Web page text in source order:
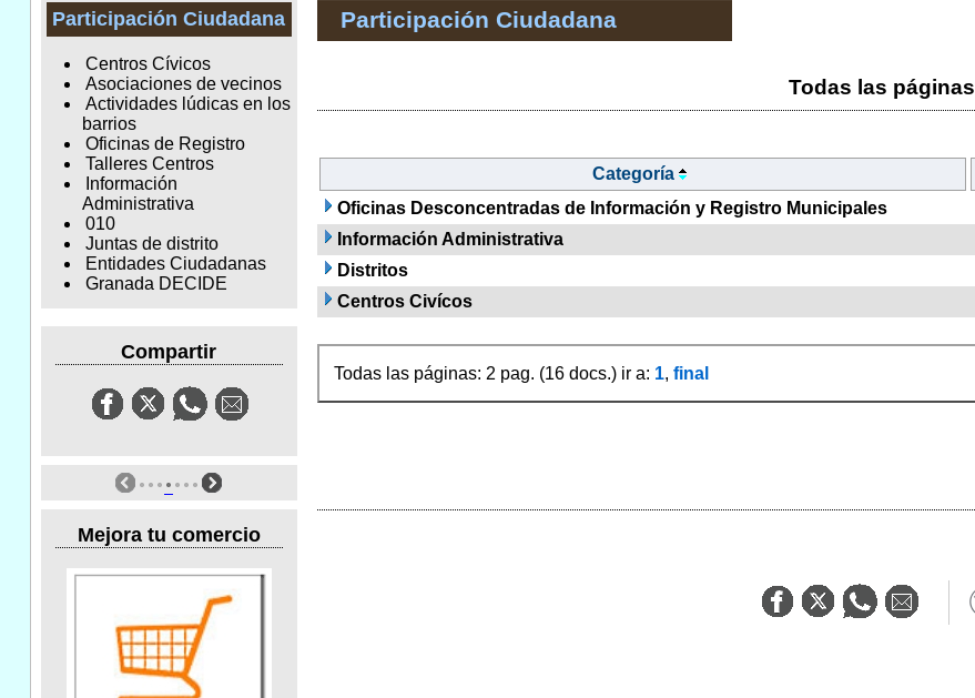
Participación Ciudadana
Centros Cívicos
Asociaciones de vecinos
Actividades lúdicas en los
barrios
Oficinas de Registro
Talleres Centros
Información
Administrativa
010
Juntas de distrito
Entidades Ciudadanas
Granada DECIDE
Compartir
Mejora tu comercio
Participación Ciudadana
Todas las páginas
Categoría
Oficinas Desconcentradas de Información y Registro Municipales
Información Administrativa
Distritos
Centros Civícos
Todas las páginas: 2 pag. (16 docs.) ir a: 1, final